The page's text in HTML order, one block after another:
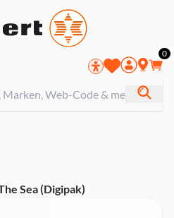
0
Sea (Digipak)